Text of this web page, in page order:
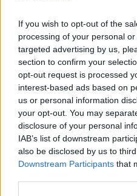
If you wish to opt-out of the
processing of your personal
targeted advertising by us,
section to confirm your
opt-out request is processed
interest-based ads based on
us or personal information
your opt-out. You may
disclosure of your personal
IAB’s list of downstream
also be disclosed by us to
Downstream Participants that
Amparo Moraleda
vicepresidencia de
La trayectoria de Moraleda